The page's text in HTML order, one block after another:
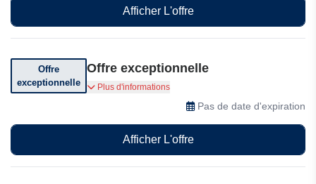
Afficher L'offre
Offre
exceptionnelle
Offre exceptionnelle
Profitez d'offres exceptionnelles chez 1 Exam
Plus d'informations
Pas de date d'expiration
Afficher L'offre